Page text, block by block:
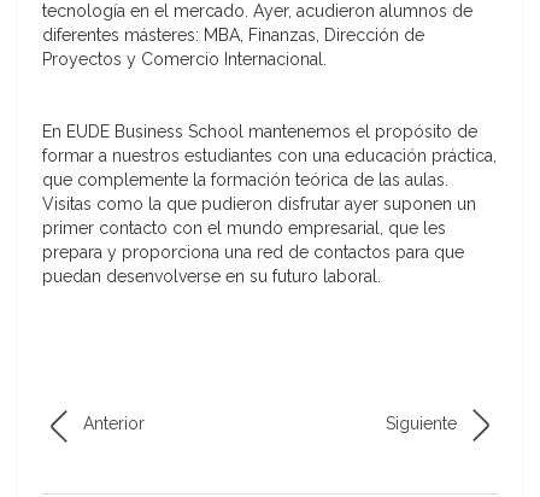
tecnología en el mercado. Ayer, acudieron alumnos de
diferentes másteres: MBA, Finanzas, Dirección de
Proyectos y Comercio Internacional.
En EUDE Business School mantenemos el propósito de
formar a nuestros estudiantes con una educación práctica,
que complemente la formación teórica de las aulas.
Visitas como la que pudieron disfrutar ayer suponen un
primer contacto con el mundo empresarial, que les
prepara y proporciona una red de contactos para que
puedan desenvolverse en su futuro laboral.
Anterior Siguiente